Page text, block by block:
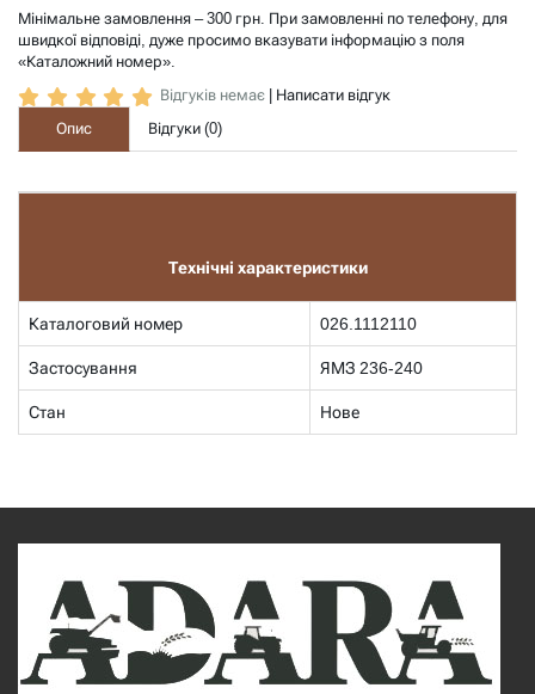
Мінімальне замовлення – 300 грн. При замовленні по телефону, для
швидкої відповіді, дуже просимо вказувати інформацію з поля
«Каталожний номер».
Відгуків немає
Написати відгук
Опис
Відгуки (0)
Технічні характеристики
Каталоговий номер 026.1112110
Застосування ЯМЗ 236-240
Стан Нове